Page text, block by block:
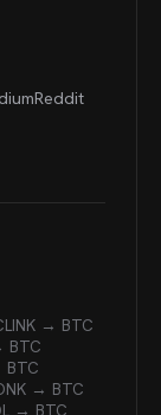
Reddit
LINK → BTC
BTC
BTC
→ BTC
→ BTC